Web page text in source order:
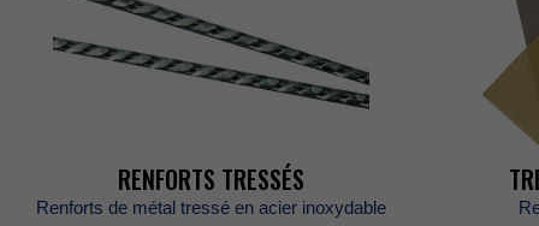
RENFORTSTRESSÉS
Renfortsdemétaltresséenacierinoxydable